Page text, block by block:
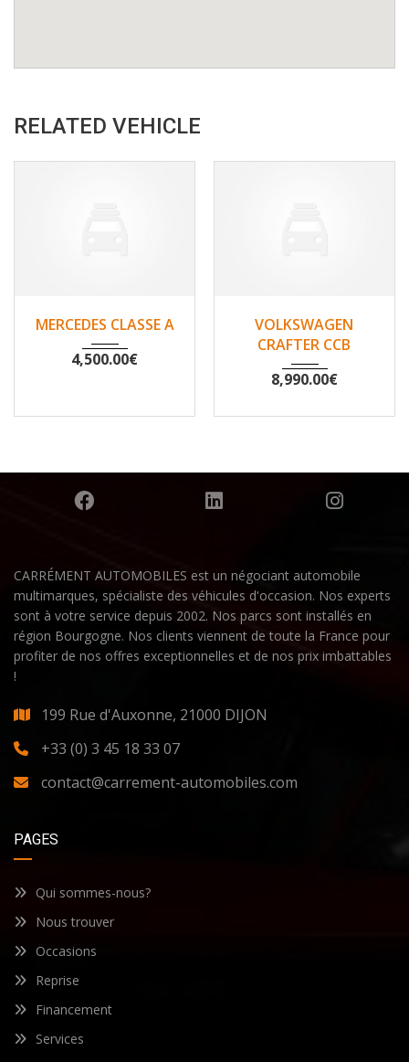
RELATED VEHICLE
148500
MERCEDES CLASSE A
4,500.00€
200530
VOLKSWAGEN
CRAFTER CCB
8,990.00€
CARRÉMENT AUTOMOBILES est un négociant automobile
multimarques, spécialiste des véhicules d'occasion. Nos experts
sont à votre service depuis 2002. Nos parcs sont installés en
région Bourgogne. Nos clients viennent de toute la France pour
profiter de nos offres exceptionnelles et de nos prix imbattables
!
199 Rue d'Auxonne, 21000 DIJON
+33 (0) 3 45 18 33 07
contact@carrement-automobiles.com
PAGES
Qui sommes-nous?
Nous trouver
Occasions
Reprise
Financement
Services